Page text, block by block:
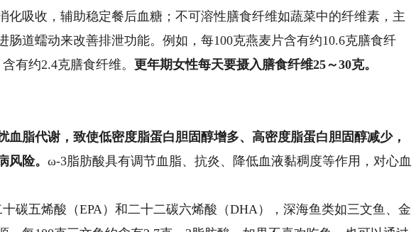
化吸收，辅助稳定餐后血糖；不可溶性膳食纤维如蔬菜中的纤维素，主
肠道蠕动来改善排泄功能。例如，每100克燕麦片含有约10.6克膳食纤
有约2.4克膳食纤维。 更年期女性每天要摄入膳食纤维25～30克。
脂代谢，致使低密度脂蛋白胆固醇增多、高密度脂蛋白胆固醇减少，
风险。ω-3脂肪酸具有调节血脂、抗炎、降低血液黏稠度等作用，对心血
五烯酸（EPA）和二十二碳六烯酸（DHA），深海鱼类如三文鱼、金